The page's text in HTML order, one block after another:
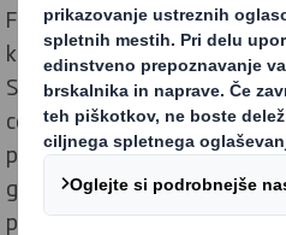
Fundacija zagotavlja
ključnih ciljnih skupin,
Sodelovali smo pri
celotne prodajne in
podučili o krožnem
gospodarstvu ter o tem, kako
pomagajo našim strankam.